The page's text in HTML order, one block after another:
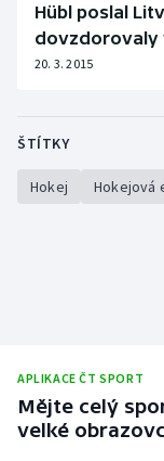
Hübl poslal
dovzdorovaly
20. 3. 2015
ŠTÍTKY
Hokej Hokejová
APLIKACE ČT SPORT
Mějte celý
velké